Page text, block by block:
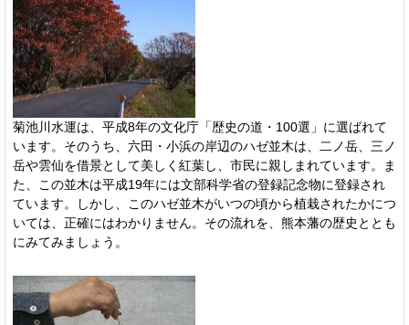
菊池川水運は、平成8年の文化庁「歴史の道・100選」に選ばれて
います。そのうち、六田・小浜の岸辺のハゼ並木は、二ノ岳、三ノ
岳や雲仙を借景として美しく紅葉し、市民に親しまれています。ま
た、この並木は平成19年には文部科学省の登録記念物に登録され
ています。しかし、このハゼ並木がいつの頃から植栽されたかにつ
いては、正確にはわかりません。その流れを、熊本藩の歴史ととも
にみてみましょう。